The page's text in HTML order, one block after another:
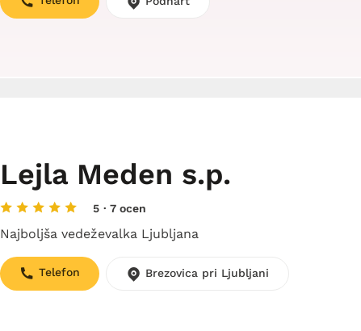
Lejla Meden s.p.
5 · 7 ocen
Najboljša vedeževalka Ljubljana
Telefon Brezovica pri Ljubljani